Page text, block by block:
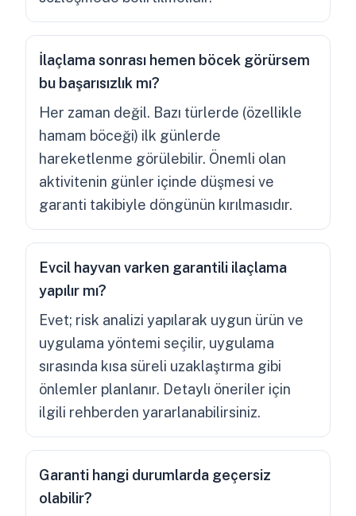
İlaçlama sonrası hemen böcek görürsem
bu başarısızlık mı?
Her zaman değil. Bazı türlerde (özellikle
hamam böceği) ilk günlerde
hareketlenme görülebilir. Önemli olan
aktivitenin günler içinde düşmesi ve
garanti takibiyle döngünün kırılmasıdır.
Evcil hayvan varken garantili ilaçlama
yapılır mı?
Evet; risk analizi yapılarak uygun ürün ve
uygulama yöntemi seçilir, uygulama
sırasında kısa süreli uzaklaştırma gibi
önlemler planlanır. Detaylı öneriler için
ilgili rehberden yararlanabilirsiniz.
Garanti hangi durumlarda geçersiz
olabilir?